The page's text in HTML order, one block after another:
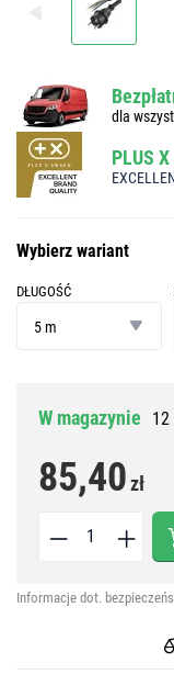
dla
PLUS
Wybierz wariant
DŁUGOŚĆ
5 m
W magazynie 12
85,40zł
Informacje dot.